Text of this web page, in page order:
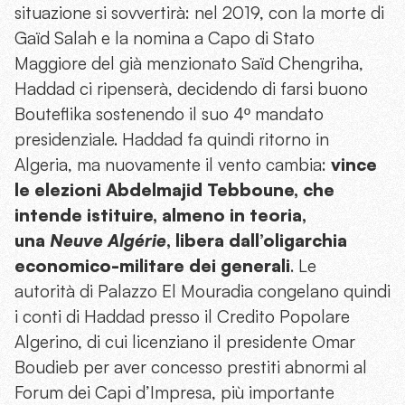
situazione si sovvertirà: nel 2019, con la morte di
Gaïd Salah e la nomina a Capo di Stato
Maggiore del già menzionato Saïd Chengriha,
Haddad ci ripenserà, decidendo di farsi buono
Bouteflika sostenendo il suo 4º mandato
presidenziale. Haddad fa quindi ritorno in
Algeria, ma nuovamente il vento cambia: vince
le elezioni Abdelmajid Tebboune, che
intende istituire, almeno in teoria,
una Neuve Algérie, libera dall’oligarchia
economico-militare dei generali. Le
autorità di Palazzo El Mouradia congelano quindi
i conti di Haddad presso il Credito Popolare
Algerino, di cui licenziano il presidente Omar
Boudieb per aver concesso prestiti abnormi al
Forum dei Capi d’Impresa, più importante